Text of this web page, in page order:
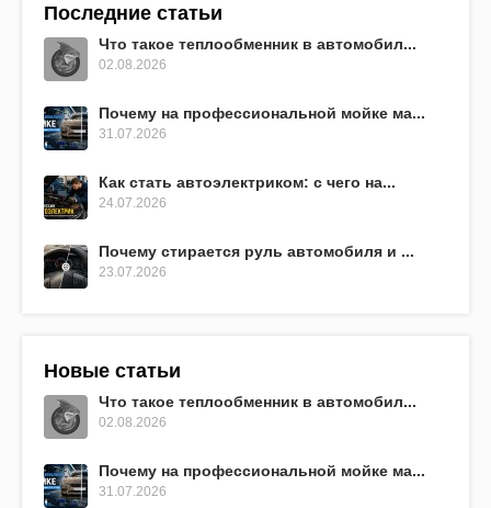
Последние статьи
Что такое теплообменник в автомобил...
02.08.2026
Почему на профессиональной мойке ма...
31.07.2026
Как стать автоэлектриком: с чего на...
24.07.2026
Почему стирается руль автомобиля и ...
23.07.2026
Новые статьи
Что такое теплообменник в автомобил...
02.08.2026
Почему на профессиональной мойке ма...
31.07.2026